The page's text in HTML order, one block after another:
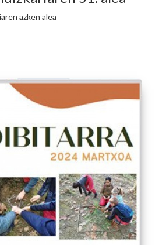
azken alea